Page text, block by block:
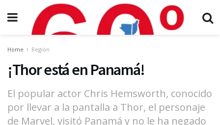
Home Región
¡Thor está en Panamá!
El popular actor Chris Hemsworth, conocido
por llevar a la pantalla a Thor, el personaje
de Marvel, visitó Panamá y no le ha negado